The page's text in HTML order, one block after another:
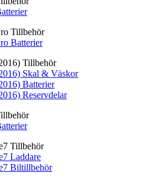
Tillbehör
Batterier
Tillbehör
Skal & Väskor
Batterier
Reservdelar
Tillbehör
Laddare
Biltillbehör